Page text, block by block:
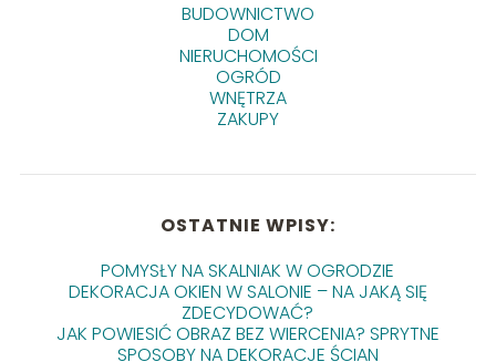
BUDOWNICTWO
DOM
NIERUCHOMOŚCI
OGRÓD
WNĘTRZA
ZAKUPY
OSTATNIE WPISY:
POMYSŁY NA SKALNIAK W OGRODZIE
DEKORACJA OKIEN W SALONIE – NA JAKĄ SIĘ
ZDECYDOWAĆ?
JAK POWIESIĆ OBRAZ BEZ WIERCENIA? SPRYTNE
SPOSOBY NA DEKORACJE ŚCIAN